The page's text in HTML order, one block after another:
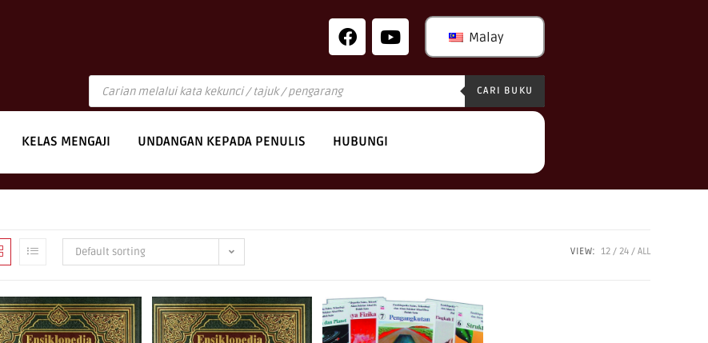
Malay
CARI BUKU
KELAS MENGAJI UNDANGAN KEPADA PENULIS HUBUNGI
Default sorting VIEW: 12 24 ALL